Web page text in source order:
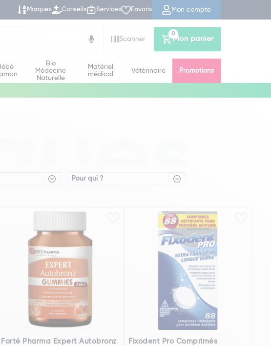
Marques Conseils Services Favoris Mon compte
Scanner
Mon panier
0
Bio
Médecine
Naturelle
Matériel
médical
Vétérinaire Promotions
Pour qui ?
Forté Pharma Expert Autobronz
Fixodent Pro Comprimés